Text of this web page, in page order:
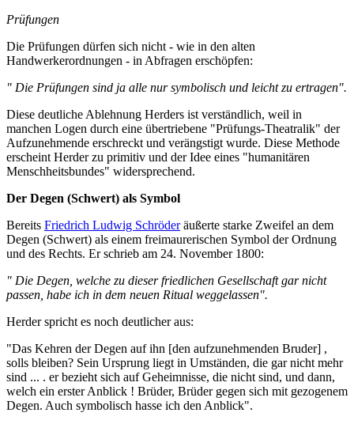
Prüfungen
Die Prüfungen dürfen sich nicht - wie in den alten
Handwerkerordnungen - in Abfragen erschöpfen:
" Die Prüfungen sind ja alle nur symbolisch und leicht zu ertragen".
Diese deutliche Ablehnung Herders ist verständlich, weil in
manchen Logen durch eine übertriebene "Prüfungs-Theatralik" der
Aufzunehmende erschreckt und verängstigt wurde. Diese Methode
erscheint Herder zu primitiv und der Idee eines "humanitären
Menschheitsbundes" widersprechend.
Der Degen (Schwert) als Symbol
Bereits Friedrich Ludwig Schröderäußerte starke Zweifel an dem
Degen (Schwert) als einem freimaurerischen Symbol der Ordnung
und des Rechts. Er schrieb am 24. November 1800:
" Die Degen, welche zu dieser friedlichen Gesellschaft gar nicht
passen, habe ich in dem neuen Ritual weggelassen".
Herder spricht es noch deutlicher aus:
"Das Kehren der Degen auf ihn [den aufzunehmenden Bruder] ,
solls bleiben? Sein Ursprung liegt in Umständen, die gar nicht mehr
sind ... . er bezieht sich auf Geheimnisse, die nicht sind, und dann,
welch ein erster Anblick ! Brüder, Brüder gegen sich mit gezogenem
Degen. Auch symbolisch hasse ich den Anblick".